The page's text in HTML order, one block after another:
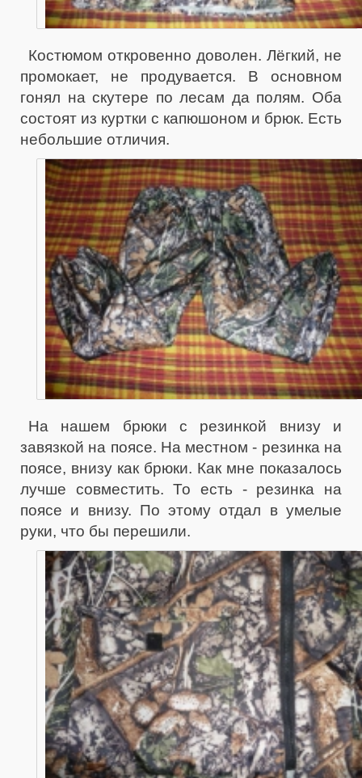
Костюмом откровенно доволен. Лёгкий, не
промокает, не продувается. В основном
гонял на скутере по лесам да полям. Оба
состоят из куртки с капюшоном и брюк. Есть
небольшие отличия.
На нашем брюки с резинкой внизу и
завязкой на поясе. На местном - резинка на
поясе, внизу как брюки. Как мне показалось
лучше совместить. То есть - резинка на
поясе и внизу. По этому отдал в умелые
руки, что бы перешили.